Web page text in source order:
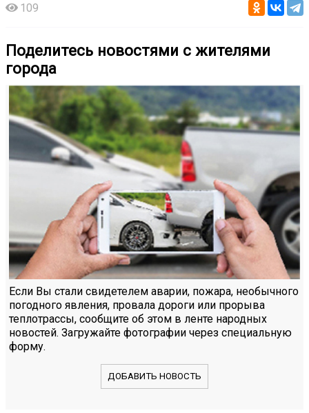
109
Поделитесь новостями с жителями
города
Если Вы стали свидетелем аварии, пожара, необычного
погодного явления, провала дороги или прорыва
теплотрассы, сообщите об этом в ленте народных
новостей. Загружайте фотографии через специальную
форму.
ДОБАВИТЬ НОВОСТЬ